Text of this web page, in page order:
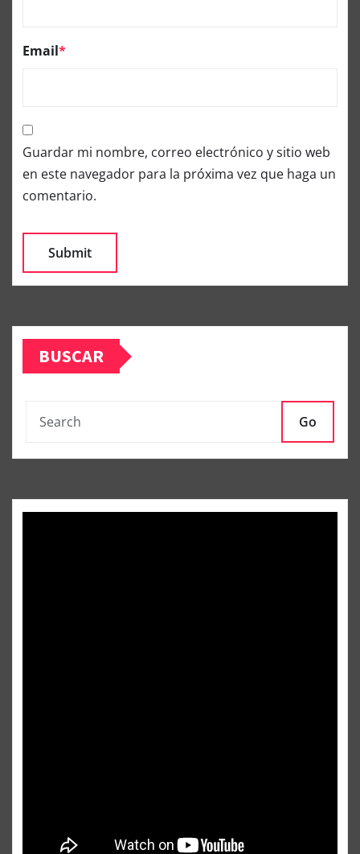
Email*
Guardar mi nombre, correo electrónico y sitio web
en este navegador para la próxima vez que haga un
comentario.
BUSCAR
Go